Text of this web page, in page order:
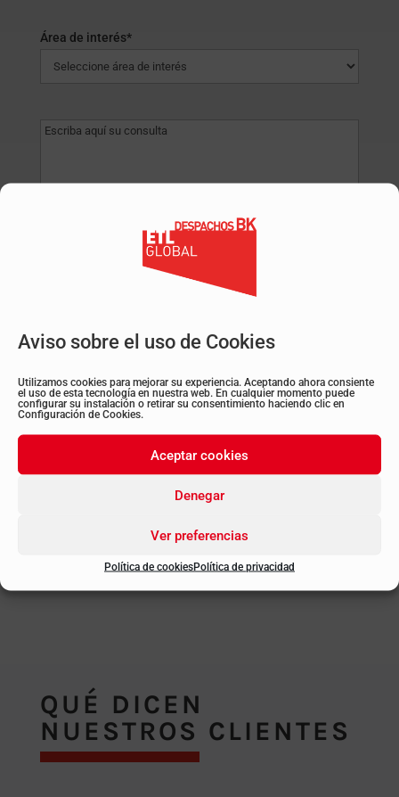
Aviso sobre el uso de Cookies
Utilizamos cookies para mejorar su experiencia. Aceptando ahora consiente
el uso de esta tecnología en nuestra web. En cualquier momento puede
configurar su instalación o retirar su consentimiento haciendo clic en
Configuración de Cookies.
Aceptar cookies
Denegar
Ver preferencias
Política de cookiesPolítica de privacidad
Área de interés*
Mensaje
QUÉ DICEN
NUESTROS CLIENTES